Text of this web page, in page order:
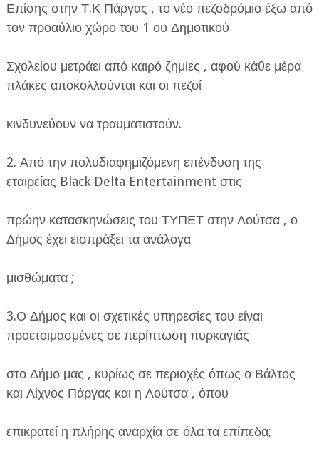
Επίσης στην Τ.Κ Πάργας , το νέο πεζοδρόμιο έξω από
τον προαύλιο χώρο του 1 ου Δημοτικού
Σχολείου μετράει από καιρό ζημίες , αφού κάθε μέρα
πλάκες αποκολλούνται και οι πεζοί
κινδυνεύουν να τραυματιστούν.
2. Από την πολυδιαφημιζόμενη επένδυση της
εταιρείας Black Delta Entertainment στις
πρώην κατασκηνώσεις του ΤΥΠΕΤ στην Λούτσα , ο
Δήμος έχει εισπράξει τα ανάλογα
μισθώματα ;
3.Ο Δήμος και οι σχετικές υπηρεσίες του είναι
προετοιμασμένες σε περίπτωση πυρκαγιάς
στο Δήμο μας , κυρίως σε περιοχές όπως ο Βάλτος
και Λίχνος Πάργας και η Λούτσα , όπου
επικρατεί η πλήρης αναρχία σε όλα τα επίπεδα;